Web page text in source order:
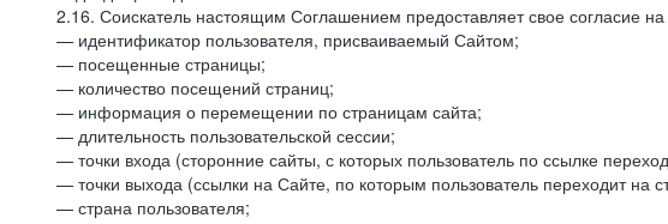
2.16. Соискатель настоящим Соглашением предоставляет свое согласие
— идентификатор пользователя, присваиваемый Сайтом;
— посещенные страницы;
— количество посещений страниц;
— информация о перемещении по страницам сайта;
— длительность пользовательской сессии;
— точки входа (сторонние сайты, с которых пользователь по ссылке
— точки выхода (ссылки на Сайте, по которым пользователь переходит на
— страна пользователя;